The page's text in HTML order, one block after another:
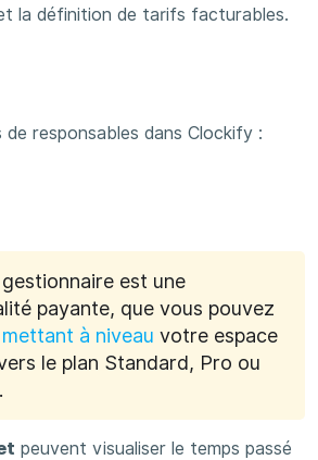
la définition de tarifs facturables.
de responsables dans Clockify :
est une
payante, que vous pouvez
mettant à niveau votre espace
le plan Standard, Pro ou
peuvent visualiser le temps passé